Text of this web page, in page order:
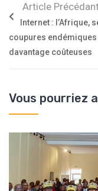
Article
Internet : l’Afrique,
coupures endémiques
davantage coûteuses
Vous pourriez